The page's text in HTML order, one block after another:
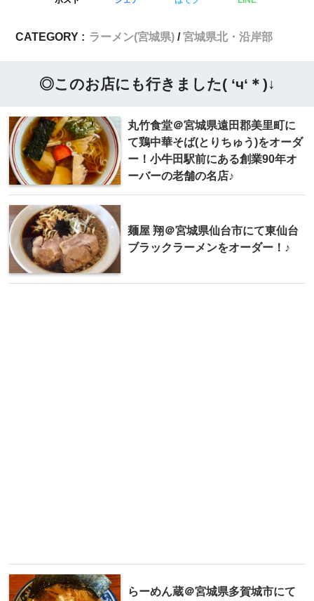
CATEGORY : ラーメン(宮城県) 宮城県北・沿岸部
◎このお店にも行きました( ‘ч‘＊)↓
丸竹食堂＠宮城県遠田郡美里町に
て鶏中華そば(とりちゅう)をオーダ
ー！小牛田駅前にある創業90年オ
ーバーの老舗の名店♪
麺屋 翔＠宮城県仙台市にて東仙台
ブラックラーメンをオーダー！♪
らーめん蔵＠宮城県多賀城市にて